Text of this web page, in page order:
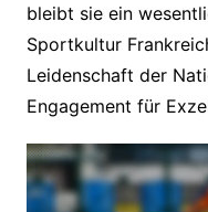
bleibt sie ein
Sportkultur
Leidenschaft der
Engagement für